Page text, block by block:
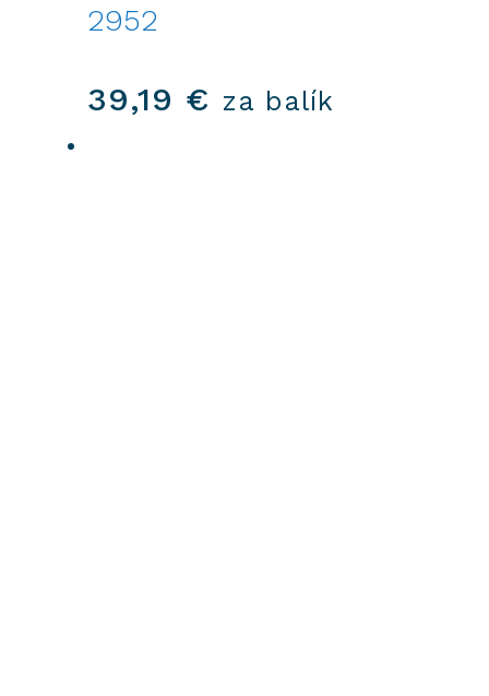
2952
39,19 € za balík